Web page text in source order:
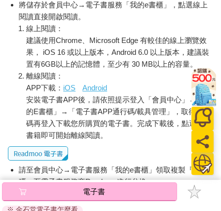
將儲存於會員中心→電子書服務「我的e書櫃」，點選線上
閱讀直接開啟閱讀。
線上閱讀：
建議使用Chrome、Microsoft Edge 有較佳的線上瀏覽效
果， iOS 16 或以上版本，Android 6.0 以上版本，建議裝
置有6GB以上的記憶體，至少有 30 MB以上的容量。
離線閱讀：
APP下載： iOS
Android
安裝電子書APP後，請依照提示登入「會員中心」→「我
的E書櫃」→「電子書APP通行碼/載具管理」，取得通行
碼再登入下載您所購買的電子書。完成下載後，點選任一
書籍即可開始離線閱讀。
請至會員中心→電子書服務「我的e書櫃」領取複製『兌換
碼』至電子書服務商Readmoo進行兌換。
退換貨須知：
電子書